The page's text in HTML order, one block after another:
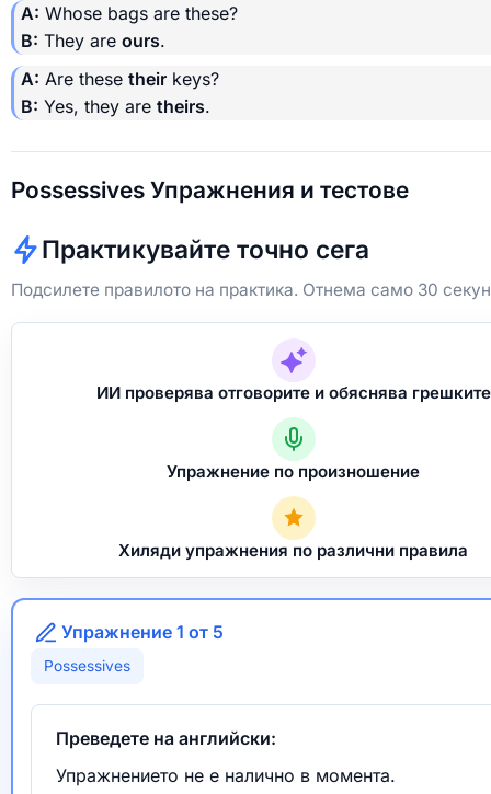
A: Whose bags are these?
B: They are ours.
A: Are these their keys?
B: Yes, they are theirs.
Possessives Упражнения и тестове
Практикувайте точно сега
Подсилете правилото на практика. Отнема само 30
ИИ проверява отговорите и обяснява грешките
Упражнение по произношение
Хиляди упражнения по различни правила
Упражнение 1 от 5
Possessives
Преведете на английски:
Упражнението не е налично в момента.